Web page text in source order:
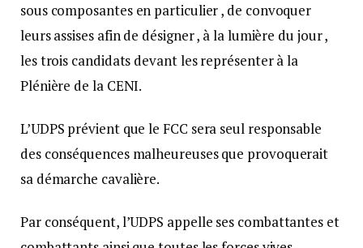
sous composantes en particulier , de convoquer
leurs assises afin de désigner , à la lumière du jour ,
les trois candidats devant les représenter à la
Plénière de la CENI.
L’UDPS prévient que le FCC sera seul responsable
des conséquences malheureuses que provoquerait
sa démarche cavalière.
Par conséquent, l’UDPS appelle ses combattantes et